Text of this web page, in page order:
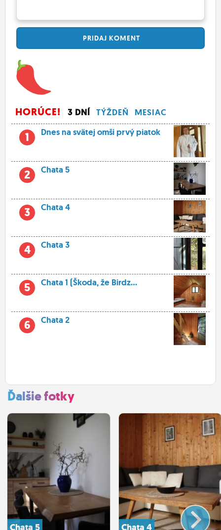
PRIDAJ KOMENT
HORÚCE! 3 DNÍ TÝŽDEŇ MESIAC
1 Dnes na svätej omši prvý piatok
2 Chata 5
3 Chata 4
4 Chata 3
5 Chata 1 (Škoda, že Birdz...
6 Chata 2
Ďalšie fotky
Chata 5 Chata 4